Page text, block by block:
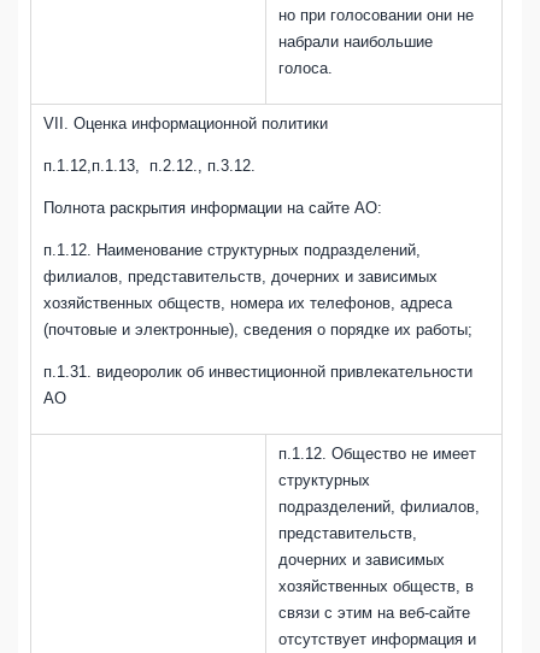
но при голосовании они не
набрали наибольшие
голоса.
VII. Оценка информационной политики
п.1.12,п.1.13, п.2.12., п.3.12.
Полнота раскрытия информации на сайте АО:
п.1.12. Наименование структурных подразделений,
филиалов, представительств, дочерних и зависимых
хозяйственных обществ, номера их телефонов, адреса
(почтовые и электронные), сведения о порядке их работы;
п.1.31. видеоролик об инвестиционной привлекательности
АО
п.1.12. Общество не имеет
структурных
подразделений, филиалов,
представительств,
дочерних и зависимых
хозяйственных обществ, в
связи с этим на веб-сайте
отсутствует информация и